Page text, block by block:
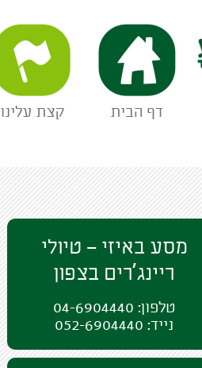
דף הבית קצת עלינו
מסע באיזי – טיולי
ריינג'רים בצפון
טלפון: 04-6904440
נייד: 052-6904440